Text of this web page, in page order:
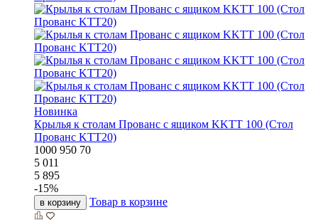
Новинка
Крылья к столам Прованс с ящиком KKTT 100 (Стол
Прованс KTT20)
1000 950 70
5 011
5 895
-15%
в корзину Товар в корзине